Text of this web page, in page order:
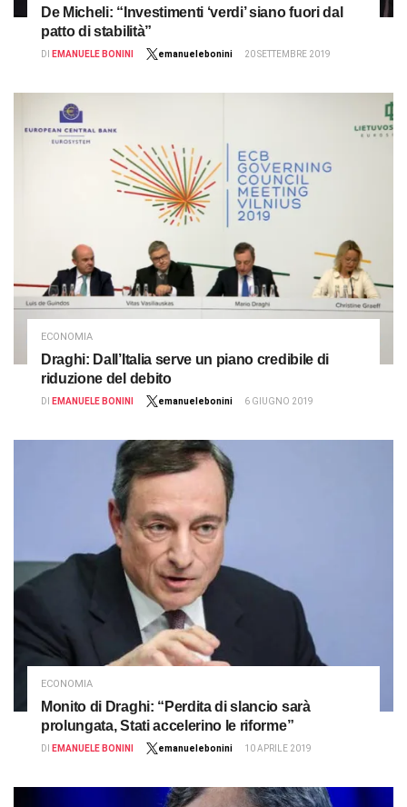
De Micheli: “Investimenti ‘verdi’ siano fuori dal
patto di stabilità”
DI EMANUELE BONINI emanuelebonini 20 SETTEMBRE 2019
ECONOMIA
Draghi: Dall’Italia serve un piano credibile di
riduzione del debito
DI EMANUELE BONINI emanuelebonini 6 GIUGNO 2019
ECONOMIA
Monito di Draghi: “Perdita di slancio sarà
prolungata, Stati accelerino le riforme”
DI EMANUELE BONINI emanuelebonini 10 APRILE 2019